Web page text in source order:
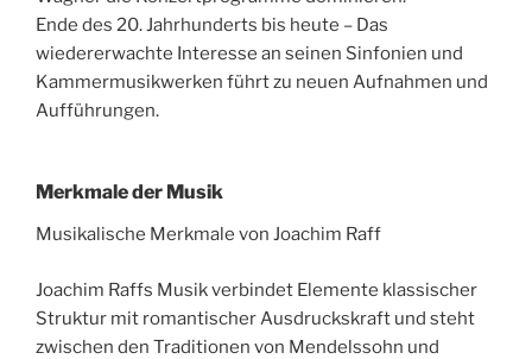
Ende des 20. Jahrhunderts bis heute – Das
wiedererwachte Interesse an seinen Sinfonien und
Kammermusikwerken führt zu neuen Aufnahmen und
Aufführungen.
Merkmale der Musik
Musikalische Merkmale von Joachim Raff
Joachim Raffs Musik verbindet Elemente klassischer
Struktur mit romantischer Ausdruckskraft und steht
zwischen den Traditionen von Mendelssohn und